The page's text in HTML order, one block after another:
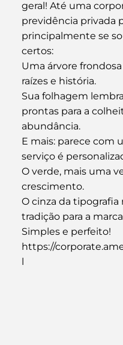
geral! Até uma
previdência privada
principalmente se
certos:
Uma árvore
raízes e história.
Sua folhagem
prontas para a
abundância.
E mais: parece com
serviço é
O verde, mais uma
crescimento.
O cinza da tipografia
tradição para a
Simples e perfeito!
https://
l